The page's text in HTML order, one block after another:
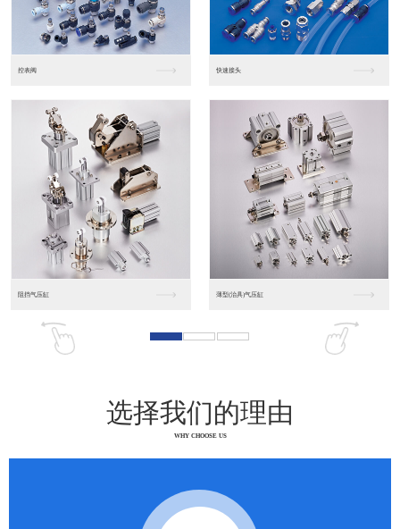
东莞松下PLC 松下人机界面GT07
松下人机界面DP10... 数字光钎传感器FX-...
选择我们的理由
WHY CHOOSE US